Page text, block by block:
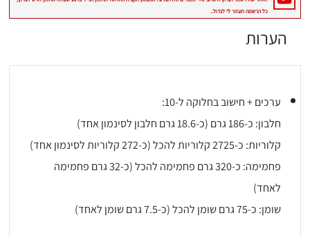
הכנתם מתכון שלי? חפשו "Shahar_Hen_Hayokra" באינסטגרם עקבו אחריי עוד היום ותעלו את המתכון שהכנתם לסטורי ואני
הערות
ערכים + חישוב בחלוקה ל-10:
חלבון: כ-186 גרם (כ-18.6 גרם חלבון לסינמון אחד)
קלוריות: כ-2725 קלוריות להכל (כ-272 קלוריות לסינמון אחד)
פחמימה: כ-320 גרם פחמימה להכל (כ-32 גרם פחמימה
לאחד)
שומן: כ-75 גרם שומן להכל (כ-7.5 גרם שומן לאחד)